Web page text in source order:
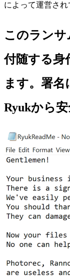
によって運営され
このランサ
付随する身
ます。 署名
Ryukから